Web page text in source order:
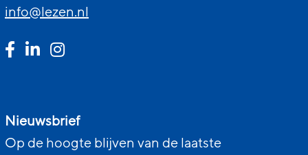
info@lezen.nl
Nieuwsbrief
Op de hoogte blijven van de laatste